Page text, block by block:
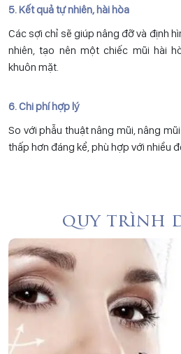
5. Kết quả tự nhiên, hài hòa
Các sợi chỉ sẽ giúp nâng đỡ và định
nhiên, tạo nên một chiếc mũi hài
khuôn mặt.
6. Chi phí hợp lý
So với phẫu thuật nâng mũi, nâng
thấp hơn đáng kể, phù hợp với nhiều
quy trình